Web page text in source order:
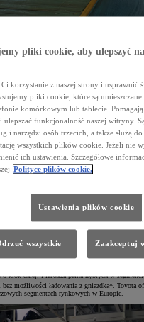
Czech Republic (TMMCZ) w
Hybrid. Najbardziej przystępny samochód
tym samym europejską gamę
rozpoczęła się produkcja modelu Aygo. W
do kategorii najmniejszych aut stylistykę
– do dziś wyprodukowano już ponad 365
krok dalej. Pierwsza pełna hybryda w
możliwości ładowania z gniazdka*. Toyota
segmentach rynkowych w Europie.
pliki cookie, aby ulepszyć
korzystanie z naszej strony i usprawnić
pliki cookie, które są umieszczane
komórkowym lub tablecie.
ulepszać funkcjonalność naszej witryny.
i narzędzi osób trzecich, a także służą
wszystkich plików cookie. Jeżeli nie
ich ustawienia. Szczegółowe
Polityce plików cookie.
Ustawienia plików cookie
wszystkie Zaakceptuj